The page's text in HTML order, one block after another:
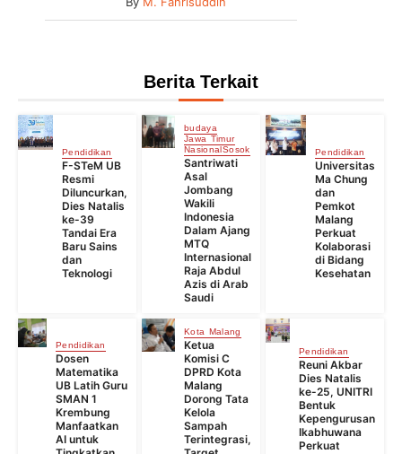
Berita Terkait
Pendidikan
F-STeM UB
Resmi
Diluncurkan,
Dies Natalis
ke-39
Tandai Era
Baru Sains
dan
Teknologi
budaya
Jawa Timur
NasionalSosok
Santriwati
Asal
Jombang
Wakili
Indonesia
Dalam Ajang
MTQ
Internasional
Raja Abdul
Azis di Arab
Saudi
Pendidikan
Universitas
Ma Chung
dan
Pemkot
Malang
Perkuat
Kolaborasi
di Bidang
Kesehatan
Pendidikan
Dosen
Matematika
UB Latih Guru
SMAN 1
Krembung
Manfaatkan
AI untuk
Kota Malang
Ketua
Komisi C
DPRD Kota
Malang
Dorong Tata
Kelola
Sampah
Terintegrasi,
Pendidikan
Reuni Akbar
Dies Natalis
ke-25, UNITRI
Bentuk
Kepengurusan
Ikabhuwana
Perkuat